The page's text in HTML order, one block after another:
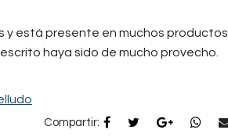
y está presente en muchos productos
haya sido de mucho provecho.
Compartir: